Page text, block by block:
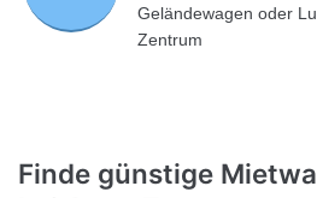
Geländewagen oder
Zentrum
Finde günstige